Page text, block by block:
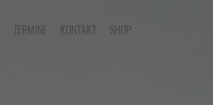
TERMINE KONTAKT SHOP